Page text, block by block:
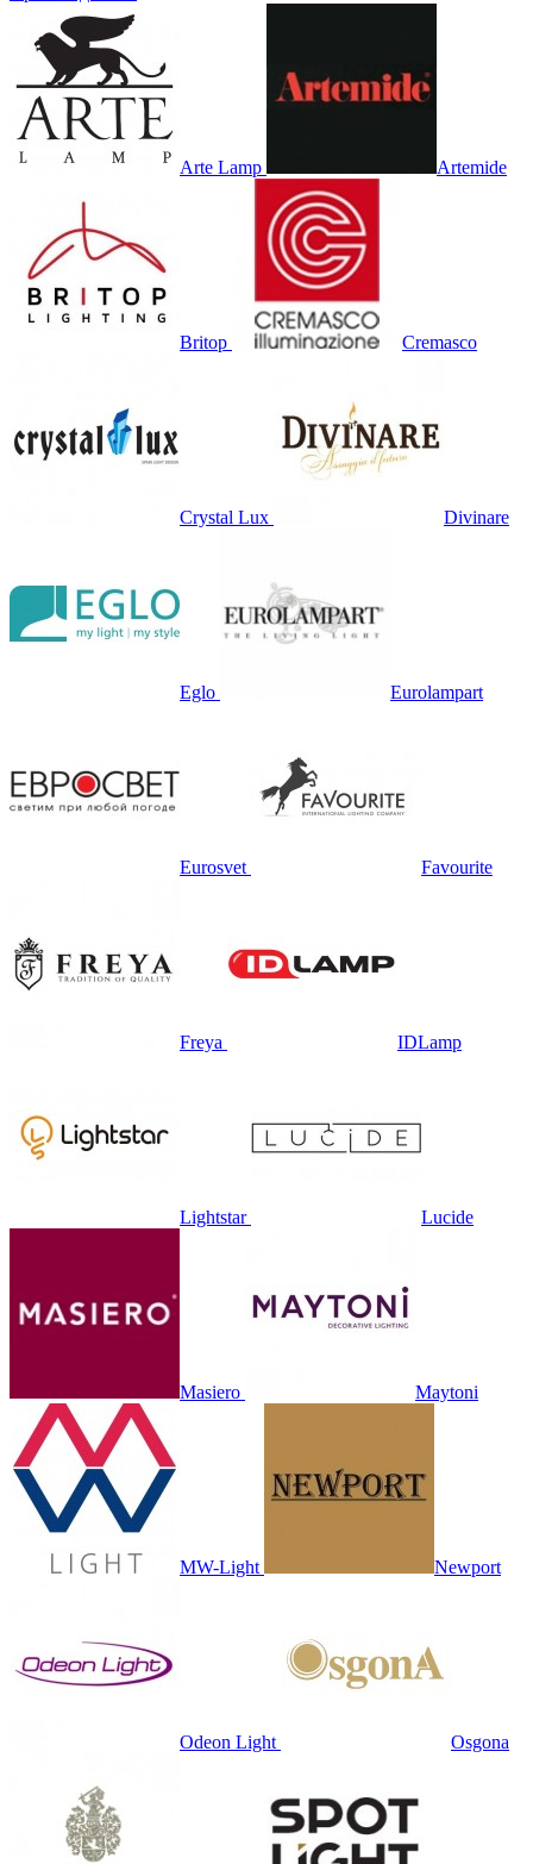
Arte Lamp Artemide
Britop Cremasco
Crystal Lux Divinare
Eglo Eurolampart
Eurosvet Favourite
Freya IDLamp
Lightstar Lucide
Masiero Maytoni
MW-Light Newport
Odeon Light Osgona